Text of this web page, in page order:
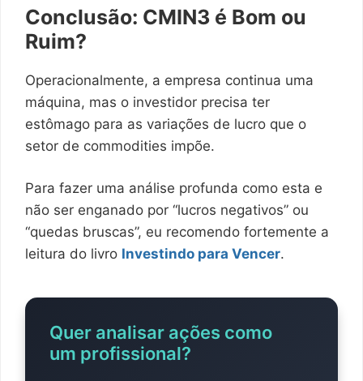
Conclusão: CMIN3 é Bom ou
Ruim?
Operacionalmente, a empresa continua uma
máquina, mas o investidor precisa ter
estômago para as variações de lucro que o
setor de commodities impõe.
Para fazer uma análise profunda como esta e
não ser enganado por “lucros negativos” ou
“quedas bruscas”, eu recomendo fortemente a
leitura do livro Investindo para Vencer.
Quer analisar ações como
um profissional?